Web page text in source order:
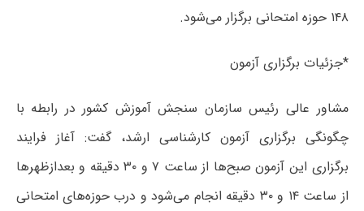
۱۴۸ حوزه امتحانی برگزار می‌شود.
*جزئیات برگزاری آزمون
مشاور عالی رئیس سازمان سنجش آموزش کشور در رابطه با
چگونگی برگزاری آزمون کارشناسی ارشد، گفت: آغاز فرایند
برگزاری این آزمون صبح‌ها از ساعت ۷ و ۳۰ دقیقه و بعدازظهرها
از ساعت ۱۴ و ۳۰ دقیقه انجام می‌شود و درب حوزه‌های امتحانی